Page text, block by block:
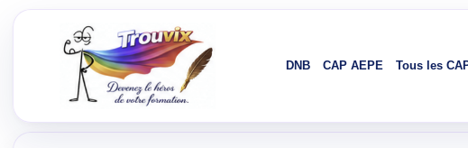
DNB CAP AEPE Tous les